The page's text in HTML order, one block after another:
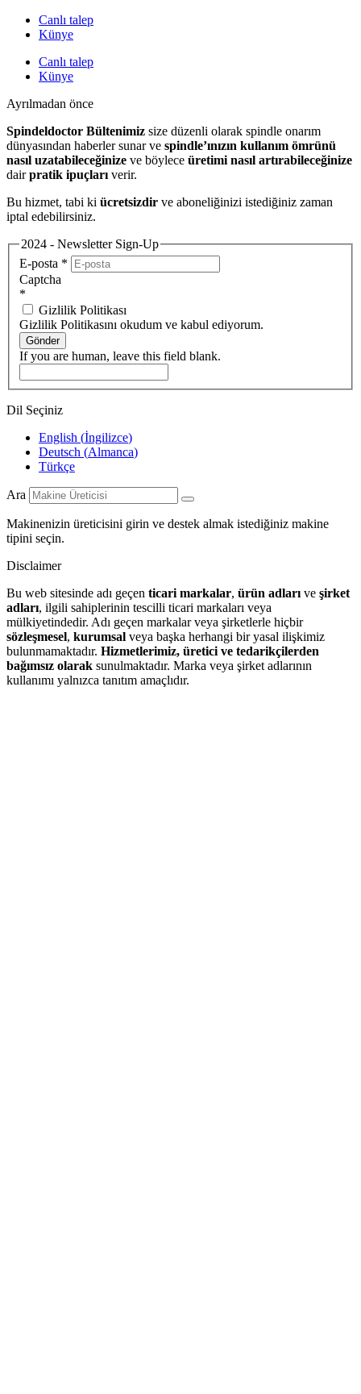
Canlı talep
Künye
Canlı talep
Künye
Ayrılmadan önce
Spindeldoctor Bültenimiz size düzenli olarak spindle onarım
dünyasından haberler sunar ve spindle’ınızın kullanım ömrünü
nasıl uzatabileceğinize ve böylece üretimi nasıl artırabileceğinize
dairpratik ipuçları verir.
Bu hizmet, tabi ki ücretsizdir ve aboneliğinizi istediğiniz zaman
iptal edebilirsiniz.
2024 - Newsletter Sign-Up
E-posta *
Captcha
*
Gizlilik Politikası
Gizlilik Politikasını okudum ve kabul ediyorum.
Gönder
If you are human, leave this field blank.
Dil Seçiniz
English (İngilizce)
Deutsch (Almanca)
Türkçe
Ara
Makinenizin üreticisini girin ve destek almak istediğiniz makine
tipini seçin.
Disclaimer
Bu web sitesinde adı geçen ticari markalar, ürün adları ve şirket
adları, ilgili sahiplerinin tescilli ticari markaları veya
mülkiyetindedir. Adı geçen markalar veya şirketlerle hiçbir
sözleşmesel, kurumsal veya başka herhangi bir yasal ilişkimiz
bulunmamaktadır. Hizmetlerimiz, üretici ve tedarikçilerden
bağımsız olarak sunulmaktadır. Marka veya şirket adlarının
kullanımı yalnızca tanıtım amaçlıdır.